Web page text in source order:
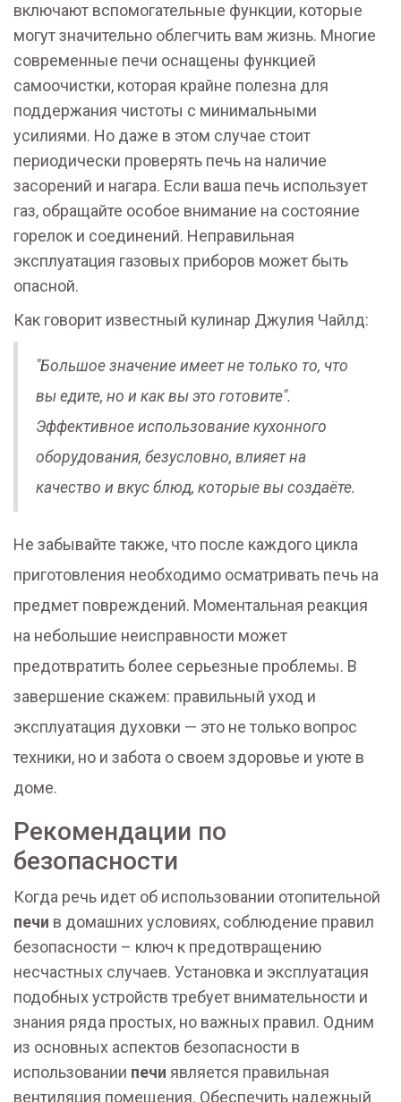
включают вспомогательные функции, которые
могут значительно облегчить вам жизнь. Многие
современные печи оснащены функцией
самоочистки, которая крайне полезна для
поддержания чистоты с минимальными
усилиями. Но даже в этом случае стоит
периодически проверять печь на наличие
засорений и нагара. Если ваша печь использует
газ, обращайте особое внимание на состояние
горелок и соединений. Неправильная
эксплуатация газовых приборов может быть
опасной.
Как говорит известный кулинар Джулия Чайлд:
"Большое значение имеет не только то, что
вы едите, но и как вы это готовите".
Эффективное использование кухонного
оборудования, безусловно, влияет на
качество и вкус блюд, которые вы создаёте.
Не забывайте также, что после каждого цикла
приготовления необходимо осматривать печь на
предмет повреждений. Моментальная реакция
на небольшие неисправности может
предотвратить более серьезные проблемы. В
завершение скажем: правильный уход и
эксплуатация духовки — это не только вопрос
техники, но и забота о своем здоровье и уюте в
доме.
Рекомендации по
безопасности
Когда речь идет об использовании отопительной
печи в домашних условиях, соблюдение правил
безопасности – ключ к предотвращению
несчастных случаев. Установка и эксплуатация
подобных устройств требует внимательности и
знания ряда простых, но важных правил. Одним
из основных аспектов безопасности в
использовании печи является правильная
вентиляция помещения. Обеспечить надежный